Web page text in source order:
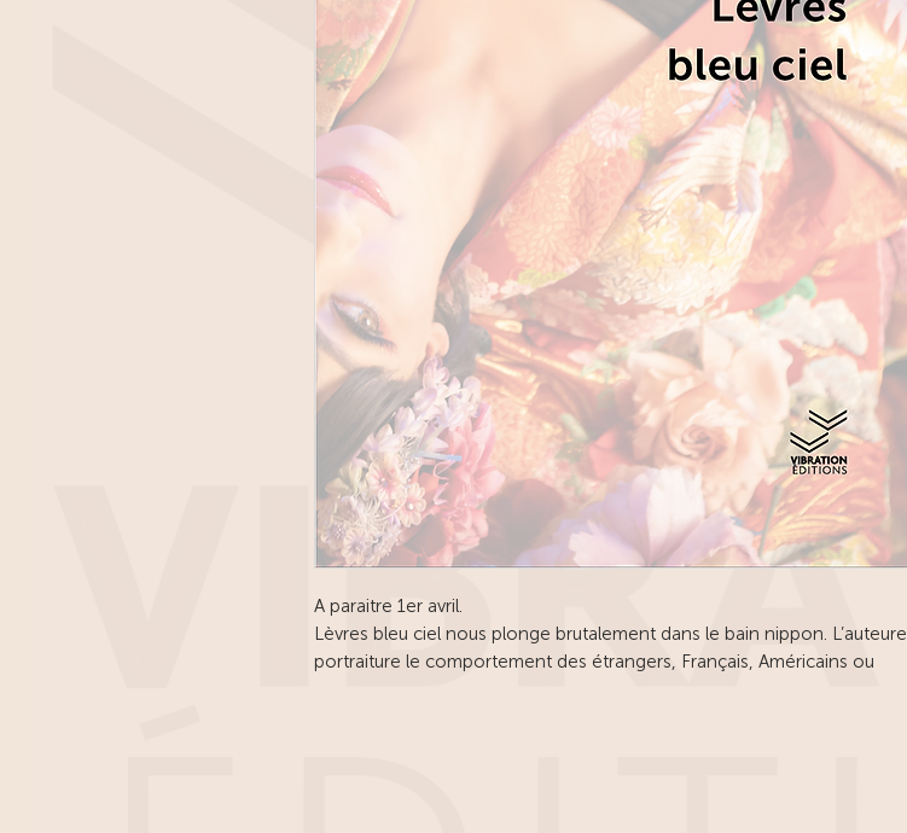
A paraitre 1er avril.
Lèvres bleu ciel nous plonge brutalement dans le bain nippon. L’auteure
portraiture le comportement des étrangers, Français, Américains ou